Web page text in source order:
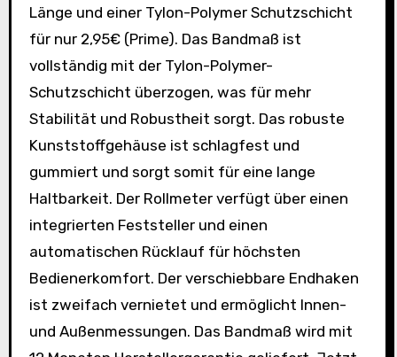
Länge und einer Tylon-Polymer Schutzschicht
für nur 2,95€ (Prime). Das Bandmaß ist
vollständig mit der Tylon-Polymer-
Schutzschicht überzogen, was für mehr
Stabilität und Robustheit sorgt. Das robuste
Kunststoffgehäuse ist schlagfest und
gummiert und sorgt somit für eine lange
Haltbarkeit. Der Rollmeter verfügt über einen
integrierten Feststeller und einen
automatischen Rücklauf für höchsten
Bedienerkomfort. Der verschiebbare Endhaken
ist zweifach vernietet und ermöglicht Innen-
und Außenmessungen. Das Bandmaß wird mit